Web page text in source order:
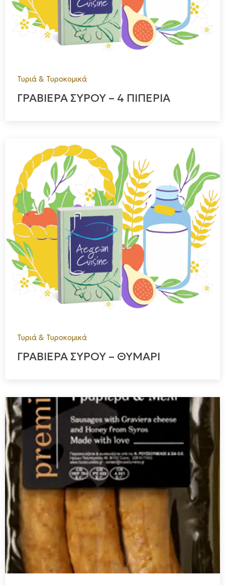
Τυριά & Τυροκομικά
ΓΡΑΒΙΕΡΑ ΣΥΡΟΥ – 4 ΠΙΠΕΡΙΑ
Τυριά & Τυροκομικά
ΓΡΑΒΙΕΡΑ ΣΥΡΟΥ – ΘΥΜΑΡΙ